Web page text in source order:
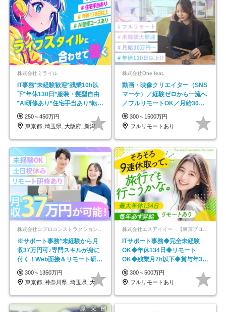
株式会社ミライル
IT事務*未経験歓迎*残業10h以
下*年休130日*服装・髪型自由
*AI研修あり*住宅手当あり*転勤
なし
250～450万円
東京都_埼玉県_大阪府_新潟県_福岡県
株式会社One feat.
動画・映像クリエイター（SNS
マーケ）／経験ゼロから一流へ
／フルリモートOK／月給30万
円～／年休130日以上
300～1500万円
フルリモートあり
※サポート事務*未経験から月
収37万円可♪専門スキルが身に
付く！Web面接＆リモート研修
も充実♪/a
300～1350万円
東京都_神奈川県_埼玉県_大阪府_愛知県…
ITサポート事務◆完全未経験
OK◆年休134日◆リモート
OK◆残業月7h以下◆賞与年3回
◆5年目まで必ず昇給
300～500万円
フルリモートあり